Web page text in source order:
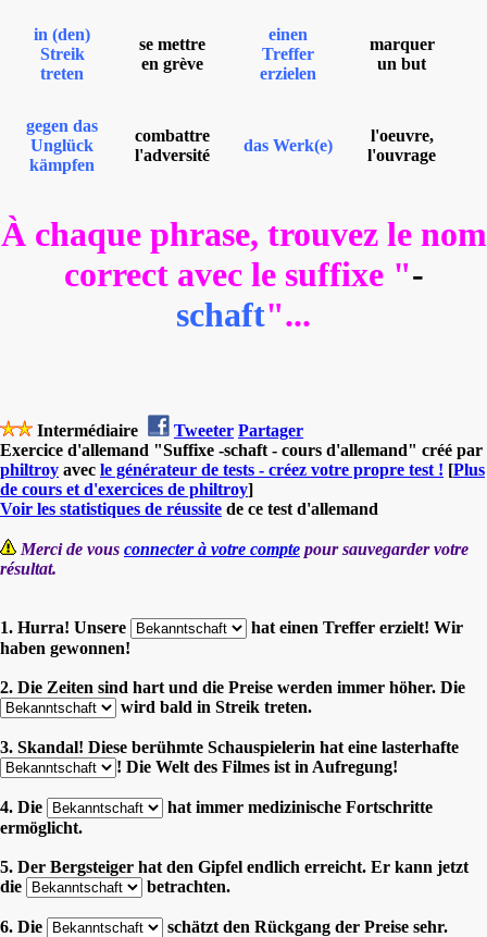
in (den)
Streik
treten
se mettre
en grève
einen
Treffer
erzielen
marquer
un but
gegen das
Unglück
kämpfen
combattre
l'adversité
das Werk(e)
l'oeuvre,
l'ouvrage
À chaque phrase, trouvez le nom
correct avec le suffixe "-
schaft"...
Intermédiaire Tweeter Partager
Exercice d'allemand "Suffixe -schaft - cours d'allemand" créé par
philtroy avec le générateur de tests - créez votre propre test ! [Plus
de cours et d'exercices de philtroy]
Voir les statistiques de réussite de ce test d'allemand
Merci de vous connecter à votre compte pour sauvegarder votre
résultat.
1. Hurra! Unsere
hat einen Treffer erzielt! Wir
haben gewonnen!
2. Die Zeiten sind hart und die Preise werden immer höher. Die
wird bald in Streik treten.
3. Skandal! Diese berühmte Schauspielerin hat eine lasterhafte
! Die Welt des Filmes ist in Aufregung!
4. Die
hat immer medizinische Fortschritte
ermöglicht.
5. Der Bergsteiger hat den Gipfel endlich erreicht. Er kann jetzt
die
betrachten.
6. Die schätzt den Rückgang der Preise sehr.